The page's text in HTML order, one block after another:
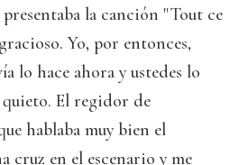
la canción "Tout ce
Yo, por entonces,
lo hace ahora y ustedes lo
quieto. El regidor de
hablaba muy bien el
cruz en el escenario y me